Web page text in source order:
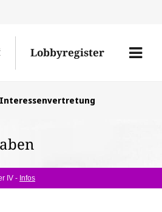
den
Lobbyregister
Menü
IV - Infos